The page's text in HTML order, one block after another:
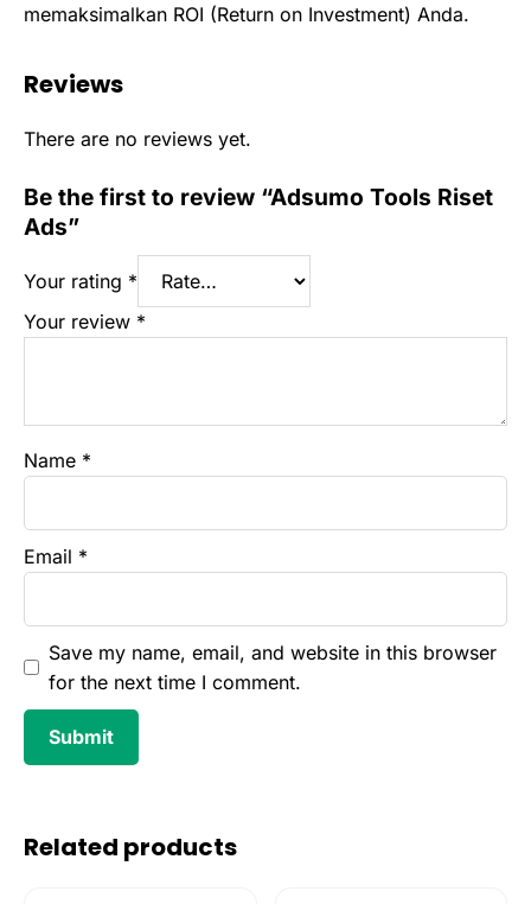
memaksimalkan ROI (Return on Investment) Anda.
Reviews
There are no reviews yet.
Be the first to review “Adsumo Tools Riset
Ads”
Your rating *
Your review *
Name *
Email *
Save my name, email, and website in this browser
for the next time I comment.
Related products